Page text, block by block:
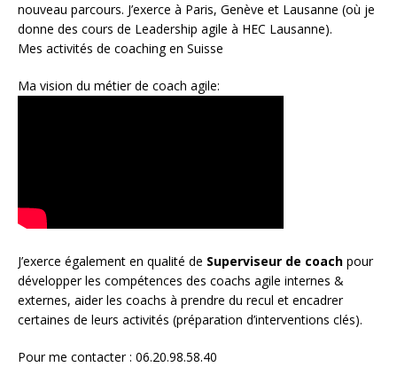
nouveau parcours. J’exerce à Paris, Genève et Lausanne (où je
donne des cours de Leadership agile à HEC Lausanne).
Mes activités de coaching en Suisse
Ma vision du métier de coach agile:
J’exerce également en qualité de Superviseur de coach pour
développer les compétences des coachs agile internes &
externes, aider les coachs à prendre du recul et encadrer
certaines de leurs activités (préparation d’interventions clés).
Pour me contacter : 06.20.98.58.40